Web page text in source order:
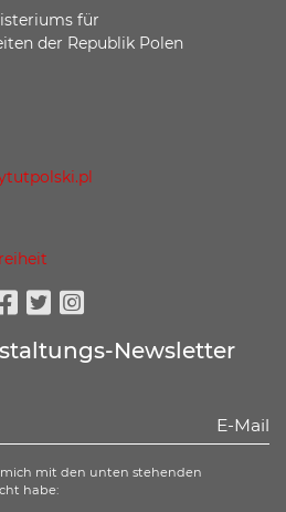
für
der Republik Polen
Facebook
TwitterInstagram
Newsletter
mich mit den unten stehenden
habe: